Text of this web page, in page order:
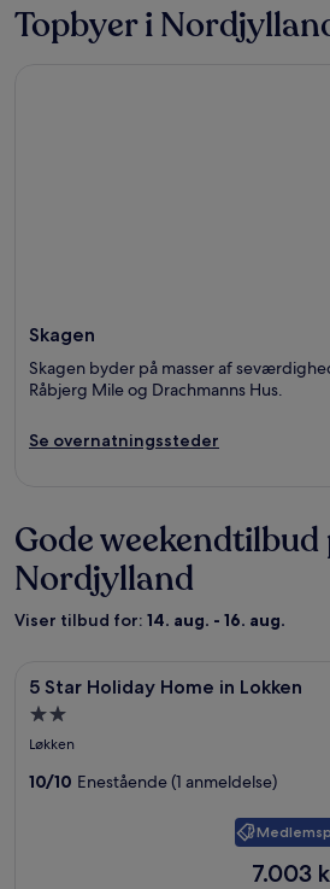
Topbyer i
Skagen
Skagen byder på masser af
Råbjerg Mile og Drachmanns Hus.
Se overnatningssteder
Gode
Nordjylland
Viser tilbud for: 14. aug. - 16. aug.
Billedgalleri
for
Star
Holiday
5 Star Holiday Home in Lokken
2.0
stjernet
Løkken
10/10 Enestående (1 anmeldelse)
Prisen
7.003